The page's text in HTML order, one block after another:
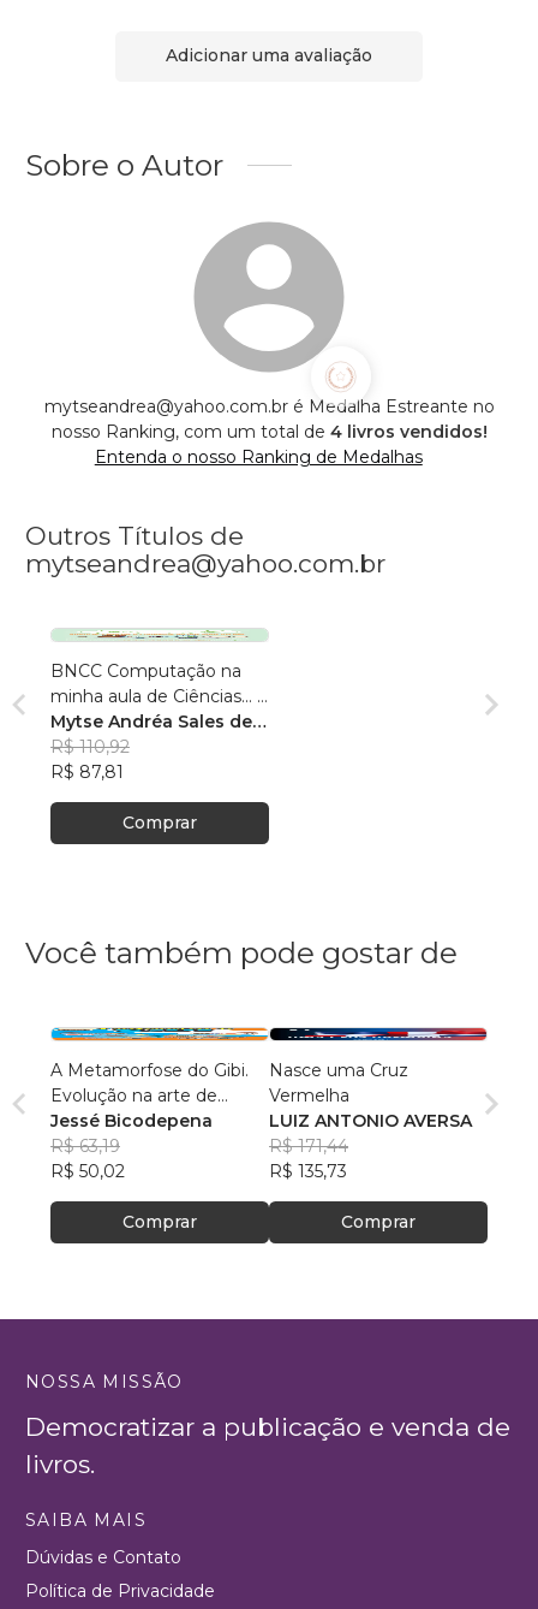
Adicionar uma avaliação
Sobre o Autor
mytseandrea@yahoo.com.br é Medalha Estreante no
nosso Ranking, com um total de 4 livros vendidos!
Entenda o nosso Ranking de Medalhas
Outros Títulos de
mytseandrea@yahoo.com.br
BNCC Computação na
minha aula de Ciências... E
agora?
Mytse Andréa Sales de
Melo Nogueira
R$ 110,92
R$ 87,81
Comprar
Você também pode gostar de
A Metamorfose do Gibi.
Evolução na arte de
colecionar
Jessé Bicodepena
R$ 63,19
R$ 50,02
Comprar
Nasce uma Cruz
Vermelha
LUIZ ANTONIO AVERSA
R$ 171,44
R$ 135,73
Comprar
NOSSA MISSÃO
Democratizar a publicação e venda de
livros.
SAIBA MAIS
Dúvidas e Contato
Política de Privacidade